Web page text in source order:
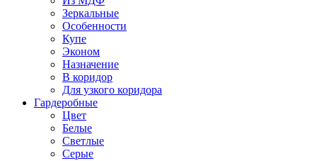
Зеркальные
Особенности
Купе
Эконом
Назначение
В коридор
Для узкого коридора
Гардеробные
Цвет
Белые
Светлые
Серые